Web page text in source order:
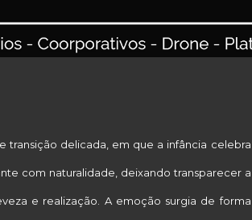
– Luminis Urban Play
transição delicada, em que a infância celebra
com naturalidade, deixando transparecer a
e realização. A emoção surgia de forma